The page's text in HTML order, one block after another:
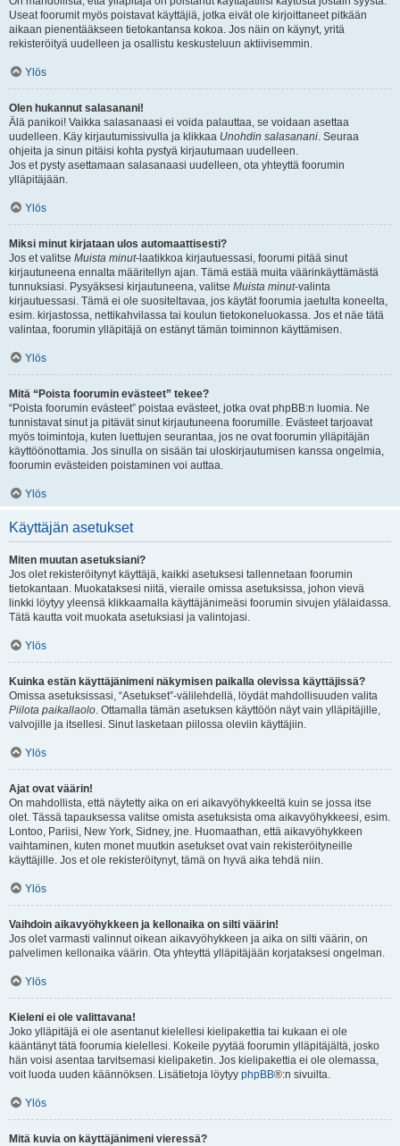
Useat foorumit myös poistavat käyttäjiä, jotka eivät ole kirjoittaneet pitkään
aikaan pienentääkseen tietokantansa kokoa. Jos näin on käynyt, yritä
rekisteröityä uudelleen ja osallistu keskusteluun aktiivisemmin.
Ylös
Olen hukannut salasanani!
Älä panikoi! Vaikka salasanaasi ei voida palauttaa, se voidaan asettaa
uudelleen. Käy kirjautumissivulla ja klikkaa Unohdin salasanani. Seuraa
ohjeita ja sinun pitäisi kohta pystyä kirjautumaan uudelleen.
Jos et pysty asettamaan salasanaasi uudelleen, ota yhteyttä foorumin
ylläpitäjään.
Ylös
Miksi minut kirjataan ulos automaattisesti?
Jos et valitse Muista minut-laatikkoa kirjautuessasi, foorumi pitää sinut
kirjautuneena ennalta määritellyn ajan. Tämä estää muita väärinkäyttämästä
tunnuksiasi. Pysyäksesi kirjautuneena, valitse Muista minut-valinta
kirjautuessasi. Tämä ei ole suositeltavaa, jos käytät foorumia jaetulta koneelta,
esim. kirjastossa, nettikahvilassa tai koulun tietokoneluokassa. Jos et näe tätä
valintaa, foorumin ylläpitäjä on estänyt tämän toiminnon käyttämisen.
Ylös
Mitä “Poista foorumin evästeet” tekee?
“Poista foorumin evästeet” poistaa evästeet, jotka ovat phpBB:n luomia. Ne
tunnistavat sinut ja pitävät sinut kirjautuneena foorumille. Evästeet tarjoavat
myös toimintoja, kuten luettujen seurantaa, jos ne ovat foorumin ylläpitäjän
käyttöönottamia. Jos sinulla on sisään tai uloskirjautumisen kanssa ongelmia,
foorumin evästeiden poistaminen voi auttaa.
Ylös
Käyttäjän asetukset
Miten muutan asetuksiani?
Jos olet rekisteröitynyt käyttäjä, kaikki asetuksesi tallennetaan foorumin
tietokantaan. Muokataksesi niitä, vieraile omissa asetuksissa, johon vievä
linkki löytyy yleensä klikkaamalla käyttäjänimeäsi foorumin sivujen ylälaidassa.
Tätä kautta voit muokata asetuksiasi ja valintojasi.
Ylös
Kuinka estän käyttäjänimeni näkymisen paikalla olevissa käyttäjissä?
Omissa asetuksissasi, “Asetukset”-välilehdellä, löydät mahdollisuuden valita
Piilota paikallaolo. Ottamalla tämän asetuksen käyttöön näyt vain ylläpitäjille,
valvojille ja itsellesi. Sinut lasketaan piilossa oleviin käyttäjiin.
Ylös
Ajat ovat väärin!
On mahdollista, että näytetty aika on eri aikavyöhykkeeltä kuin se jossa itse
olet. Tässä tapauksessa valitse omista asetuksista oma aikavyöhykkeesi, esim.
Lontoo, Pariisi, New York, Sidney, jne. Huomaathan, että aikavyöhykkeen
vaihtaminen, kuten monet muutkin asetukset ovat vain rekisteröityneille
käyttäjille. Jos et ole rekisteröitynyt, tämä on hyvä aika tehdä niin.
Ylös
Vaihdoin aikavyöhykkeen ja kellonaika on silti väärin!
Jos olet varmasti valinnut oikean aikavyöhykkeen ja aika on silti väärin, on
palvelimen kellonaika väärin. Ota yhteyttä ylläpitäjään korjataksesi ongelman.
Ylös
Kieleni ei ole valittavana!
Joko ylläpitäjä ei ole asentanut kielellesi kielipakettia tai kukaan ei ole
kääntänyt tätä foorumia kielellesi. Kokeile pyytää foorumin ylläpitäjältä, josko
hän voisi asentaa tarvitsemasi kielipaketin. Jos kielipakettia ei ole olemassa,
voit luoda uuden käännöksen. Lisätietoja löytyy phpBB®:n sivuilta.
Ylös
Mitä kuvia on käyttäjänimeni vieressä?